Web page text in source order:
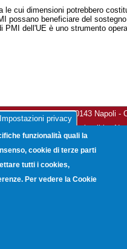
le cui dimensioni potrebbero
possano beneficiare del
dell'UE è uno strumento
Isola G8 - 80143 Napoli -
-
Impostazioni privacy
funzionalità quali la
cookie di terze parti
tutti i cookies,
Per vedere la Cookie